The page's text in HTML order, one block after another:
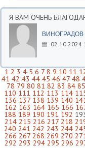
Я ВАМ ОЧЕНЬ
02.10.2024
1 2 3 4 5 6 7 8 9 10 11
41 42 43 44 45 46 47 48
78 79 80 81 82 83 84 85
110 111 112 113 114
136 137 138 139 140
162 163 164 165 166
188 189 190 191 192
214 215 216 217 218
240 241 242 243 244
266 267 268 269 270
292 293 294 295 296